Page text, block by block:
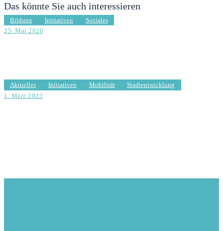
Das könnte Sie auch interessieren
Bildung Initiativen
Soziales
25. Mai 2020
Aktuelles Initiativen Mobilität
Stadtentwicklung
1. März 2023